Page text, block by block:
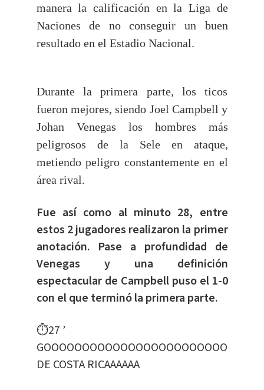
manera la calificación en la Liga de
Naciones de no conseguir un buen
resultado en el Estadio Nacional.
Durante la primera parte, los ticos
fueron mejores, siendo Joel Campbell y
Johan Venegas los hombres más
peligrosos de la Sele en ataque,
metiendo peligro constantemente en el
área rival.
Fue así como al minuto 28, entre
estos 2 jugadores realizaron la primer
anotación. Pase a profundidad de
Venegas y una definición
espectacular de Campbell puso el 1-0
con el que terminó la primera parte.
⏱27 ’
DE COSTA RICAAAAAA